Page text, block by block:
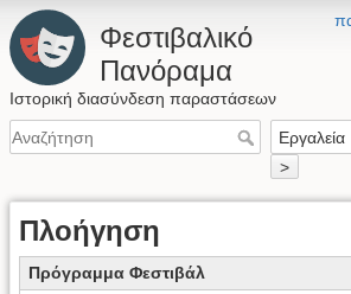
Φεστιβαλικό
Πανόραμα
Ιστορική διασύνδεση παραστάσεων
>
Πλοήγηση
Πρόγραμμα Φεστιβάλ